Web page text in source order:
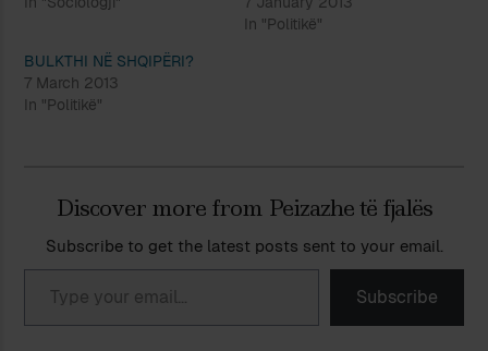
In "Politikë"
BULKTHI NË SHQIPËRI?
7 March 2013
In "Politikë"
Discover more from Peizazhe të fjalës
Subscribe to get the latest posts sent to your email.
Type your email…
Subscribe